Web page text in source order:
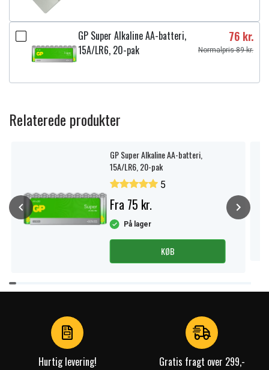
GP Super Alkaline AA-batteri,
15A/LR6, 20-pak
76 kr.
Normalpris 89 kr.
Relaterede produkter
GP Super Alkaline AA-batteri,
15A/LR6, 20-pak
5
Fra 75 kr.
På lager
KØB
Item
1
Hurtig levering! Gratis fragt over 299,-